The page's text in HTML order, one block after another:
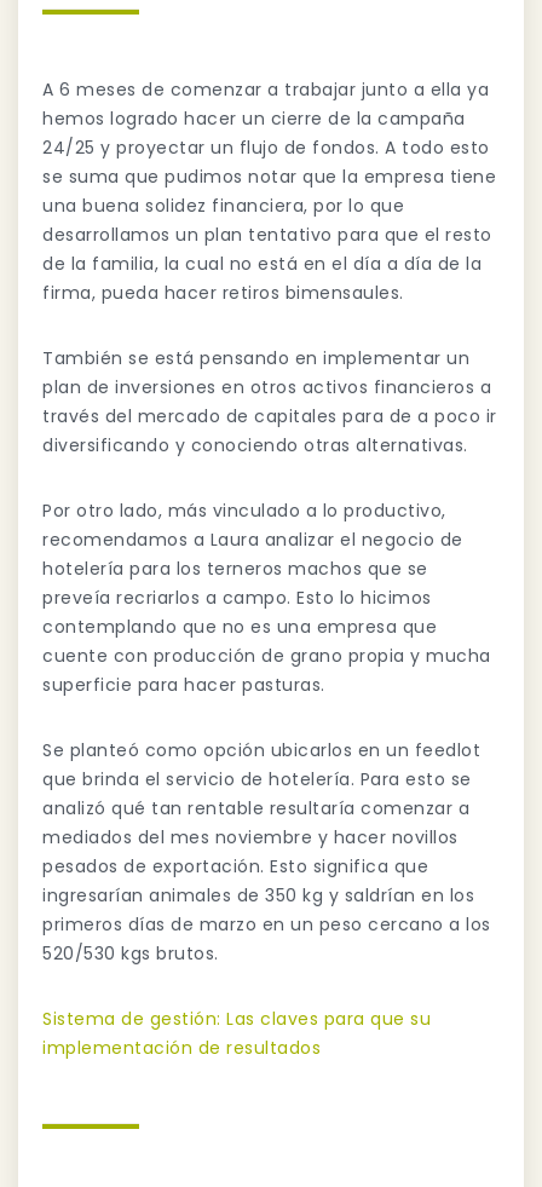
A 6 meses de comenzar a trabajar junto a ella ya
hemos logrado hacer un cierre de la campaña
24/25 y proyectar un flujo de fondos. A todo esto
se suma que pudimos notar que la empresa tiene
una buena solidez financiera, por lo que
desarrollamos un plan tentativo para que el resto
de la familia, la cual no está en el día a día de la
firma, pueda hacer retiros bimensaules.
También se está pensando en implementar un
plan de inversiones en otros activos financieros a
través del mercado de capitales para de a poco ir
diversificando y conociendo otras alternativas.
Por otro lado, más vinculado a lo productivo,
recomendamos a Laura analizar el negocio de
hotelería para los terneros machos que se
preveía recriarlos a campo. Esto lo hicimos
contemplando que no es una empresa que
cuente con producción de grano propia y mucha
superficie para hacer pasturas.
Se planteó como opción ubicarlos en un feedlot
que brinda el servicio de hotelería. Para esto se
analizó qué tan rentable resultaría comenzar a
mediados del mes noviembre y hacer novillos
pesados de exportación. Esto significa que
ingresarían animales de 350 kg y saldrían en los
primeros días de marzo en un peso cercano a los
520/530 kgs brutos.
Sistema de gestión: Las claves para que su
implementación de resultados